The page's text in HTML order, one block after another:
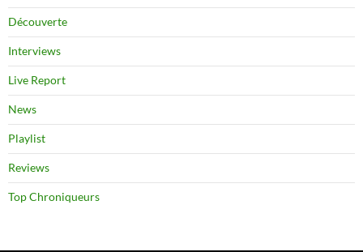
Découverte
Interviews
Live Report
News
Playlist
Reviews
Top Chroniqueurs